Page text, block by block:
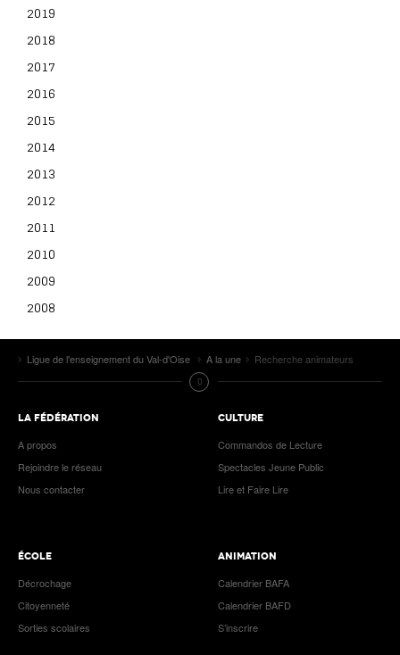
2019
2018
2017
2016
2015
2014
2013
2012
2011
2010
2009
2008
Ligue de l'enseignement du Val-d'Oise A la une Recherche animateurs
LA FÉDÉRATION
A propos
Rejoindre le réseau
Nous contacter
CULTURE
Commandos de Lecture
Spectacles Jeune Public
Lire et Faire Lire
ÉCOLE
Décrochage
Citoyenneté
Sorties scolaires
ANIMATION
Calendrier BAFA
Calendrier BAFD
S’inscrire